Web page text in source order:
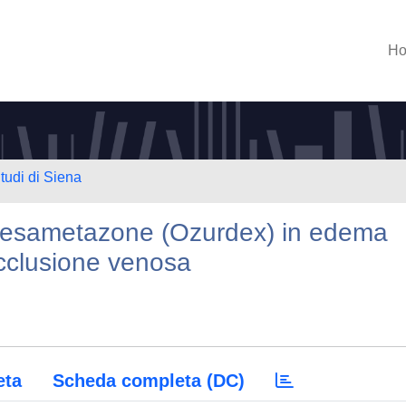
di Siena
(Ozurdex) in edema
venosa
Scheda completa (DC)